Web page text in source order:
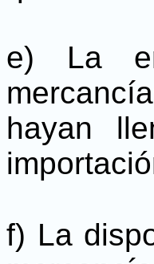
e) La
hayan
f) La